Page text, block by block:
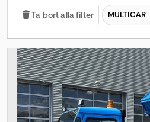
Ta bort alla filter MULTICAR